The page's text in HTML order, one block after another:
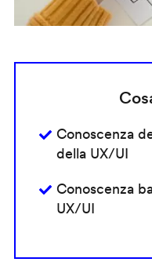
Conoscenza
della UX/UI
Conoscenza
UX/UI